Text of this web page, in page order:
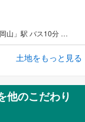
山陽本線（JR西日本） 「岡山」駅 バス10分 福居バス停 バス停下車 徒歩5分
目
土地をもっと見る
他のこだわり